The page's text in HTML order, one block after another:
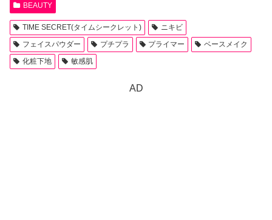
BEAUTY
TIME SECRET(タイムシークレット)
ニキビ
フェイスパウダー
プチプラ プライマー
ベースメイク
化粧下地
敏感肌
AD